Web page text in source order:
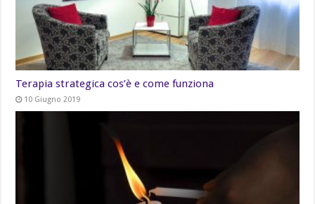
Terapia strategica cos’è e come funziona
10 Giugno 2019